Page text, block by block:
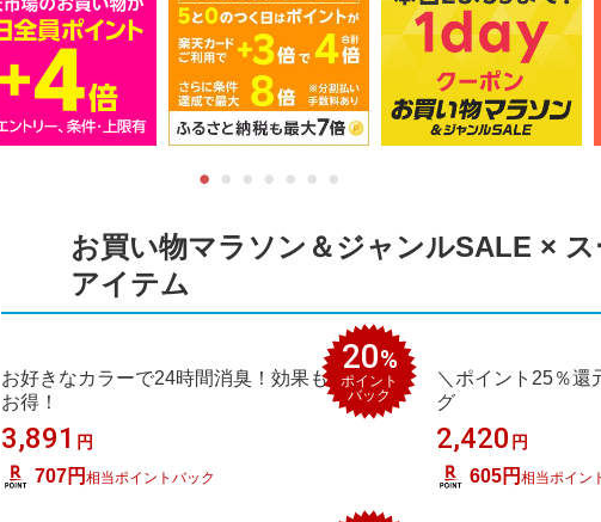
お買い物マラソン＆ジャンルSALE × ス
アイテム
20%
ポイント
バック
お好きなカラーで24時間消臭！効果も半永久で
お得！
3,891 円
707円 相当ポイントバック
＼ポイント25％還
グ
2,420 円
605円 相当ポイン